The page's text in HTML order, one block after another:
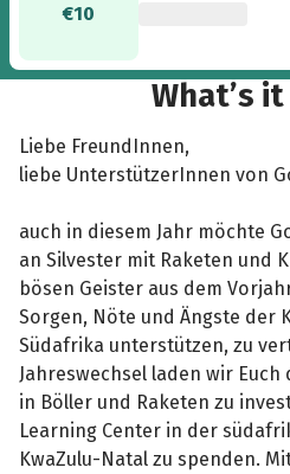
€10
What’s
Liebe FreundInnen,
liebe UnterstützerInnen von
auch in diesem Jahr möchte
an Silvester mit Raketen und
bösen Geister aus dem
Sorgen, Nöte und Ängste der
Südafrika unterstützen, zu
Jahreswechsel laden wir
in Böller und Raketen zu
Learning Center in der
KwaZulu-Natal zu spenden.